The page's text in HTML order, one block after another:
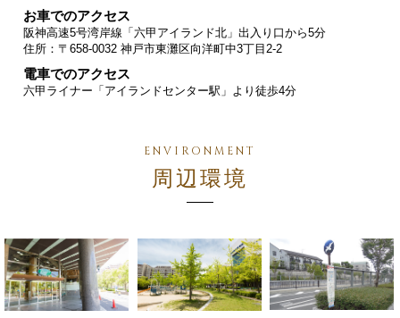
お車でのアクセス
阪神高速5号湾岸線「六甲アイランド北」出入り口から5分
住所：〒658-0032 神戸市東灘区向洋町中3丁目2-2
電車でのアクセス
六甲ライナー「アイランドセンター駅」より徒歩4分
周辺環境